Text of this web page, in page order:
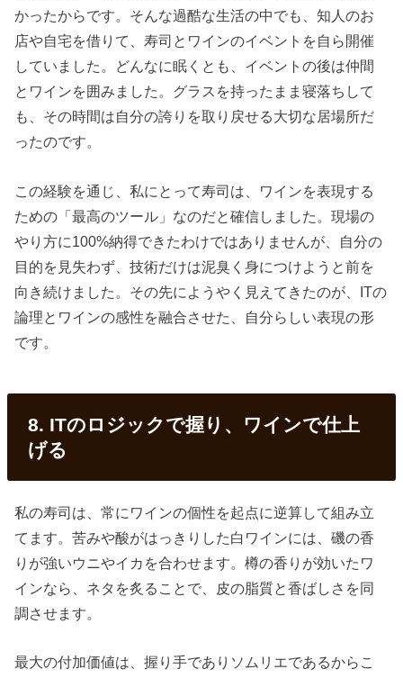
かったからです。そんな過酷な生活の中でも、知人のお
店や自宅を借りて、寿司とワインのイベントを自ら開催
していました。どんなに眠くとも、イベントの後は仲間
とワインを囲みました。グラスを持ったまま寝落ちして
も、その時間は自分の誇りを取り戻せる大切な居場所だ
ったのです。
この経験を通じ、私にとって寿司は、ワインを表現する
ための「最高のツール」なのだと確信しました。現場の
やり方に100%納得できたわけではありませんが、自分の
目的を見失わず、技術だけは泥臭く身につけようと前を
向き続けました。その先にようやく見えてきたのが、ITの
論理とワインの感性を融合させた、自分らしい表現の形
です。
8. ITのロジックで握り、ワインで仕上
げる
私の寿司は、常にワインの個性を起点に逆算して組み立
てます。苦みや酸がはっきりした白ワインには、磯の香
りが強いウニやイカを合わせます。樽の香りが効いたワ
インなら、ネタを炙ることで、皮の脂質と香ばしさを同
調させます。
最大の付加価値は、握り手でありソムリエであるからこ